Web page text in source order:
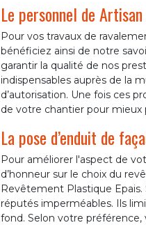
Le personnel de
Pour vos travaux de
bénéficiez ainsi de notre
garantir la qualité de nos
indispensables auprès de la
d’autorisation. Une fois ces
de votre chantier pour mieux
La pose d’enduit de
Pour améliorer l'aspect de
d’honneur sur le choix du
Revêtement Plastique
réputés imperméables. Ils
fond. Selon votre préférence,